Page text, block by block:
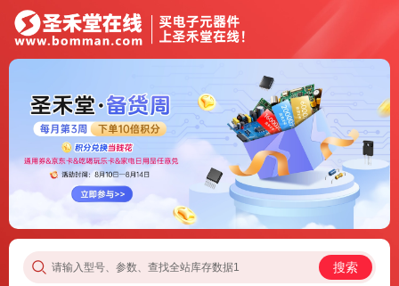
请输入型号、参数、查找全站库存数据1 搜索